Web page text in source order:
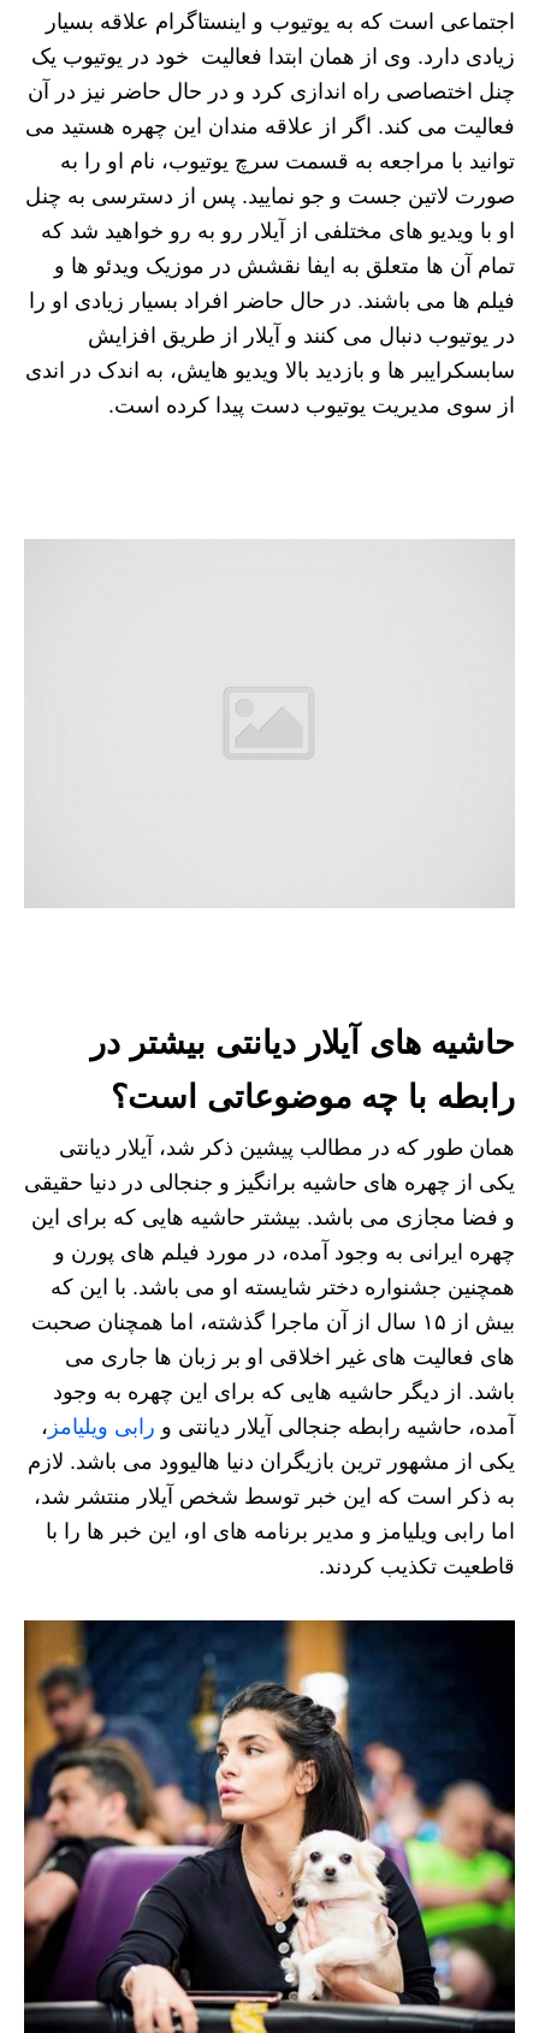
اجتماعی است که به یوتیوب و اینستاگرام علاقه بسیار
زیادی دارد. وی از همان ابتدا فعالیت خود در یوتیوب یک
چنل اختصاصی راه اندازی کرد و در حال حاضر نیز در آن
فعالیت می کند. اگر از علاقه مندان این چهره هستید می
توانید با مراجعه به قسمت سرچ یوتیوب، نام او را به
صورت لاتین جست و جو نمایید. پس از دسترسی به چنل
او با ویدیو های مختلفی از آیلار رو به رو خواهید شد که
تمام آن ها متعلق به ایفا نقشش در موزیک ویدئو ها و
فیلم ها می باشند. در حال حاضر افراد بسیار زیادی او را
در یوتیوب دنبال می کنند و آیلار از طریق افزایش
سابسکرایبر ها و بازدید بالا ویدیو هایش، به اندک در اندی
از سوی مدیریت یوتیوب دست پیدا کرده است.
حاشیه های آیلار دیانتی بیشتر در
رابطه با چه موضوعاتی است؟
همان طور که در مطالب پیشین ذکر شد، آیلار دیانتی
یکی از چهره های حاشیه برانگیز و جنجالی در دنیا حقیقی
و فضا مجازی می باشد. بیشتر حاشیه هایی ‌که برای این
چهره ایرانی به وجود آمده، در مورد فیلم های پورن و
همچنین جشنواره دختر شایسته او می باشد. با این که
بیش از ۱۵ سال از آن ماجرا گذشته، اما همچنان صحبت
های فعالیت های غیر اخلاقی او بر زبان ها جاری می
باشد. از دیگر حاشیه هایی که برای این چهره به وجود
آمده، حاشیه رابطه جنجالی آیلار دیانتی و رابی ویلیامز ،
یکی از مشهور ترین بازیگران دنیا هالیوود می باشد. لازم
به ذکر است که این خبر توسط شخص آیلار منتشر شد،
اما رابی ویلیامز و مدیر برنامه های او، این خبر ها را با
قاطعیت تکذیب کردند.